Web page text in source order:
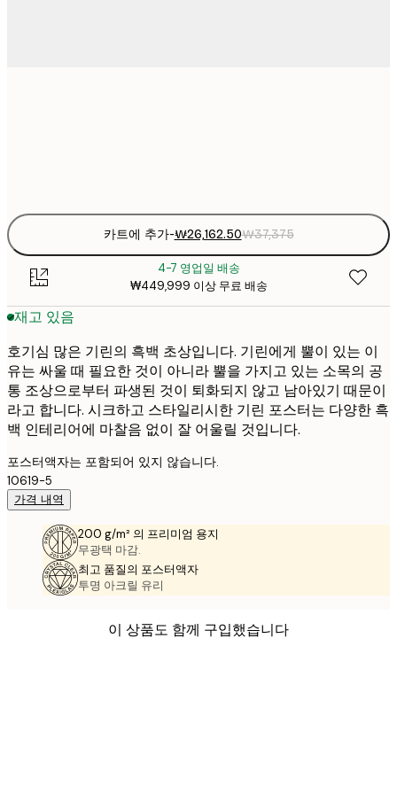
카트에 추가-₩26,162.50₩37,375
4-7 영업일 배송
₩449,999 이상 무료 배송
재고 있음
호기심 많은 기린의 흑백 초상입니다. 기린에게 뿔이 있는 이
유는 싸울 때 필요한 것이 아니라 뿔을 가지고 있는 소목의 공
통 조상으로부터 파생된 것이 퇴화되지 않고 남아있기 때문이
라고 합니다. 시크하고 스타일리시한 기린 포스터는 다양한 흑
백 인테리어에 마찰음 없이 잘 어울릴 것입니다.
포스터액자는 포함되어 있지 않습니다.
10619-5
가격 내역
200 g/m² 의 프리미엄 용지
무광택 마감.
최고 품질의 포스터액자
투명 아크릴 유리
이 상품도 함께 구입했습니다